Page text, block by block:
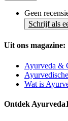
Geen
Schrijf als
Uit ons magazine:
Ayurveda &
Wat is
Ontdek